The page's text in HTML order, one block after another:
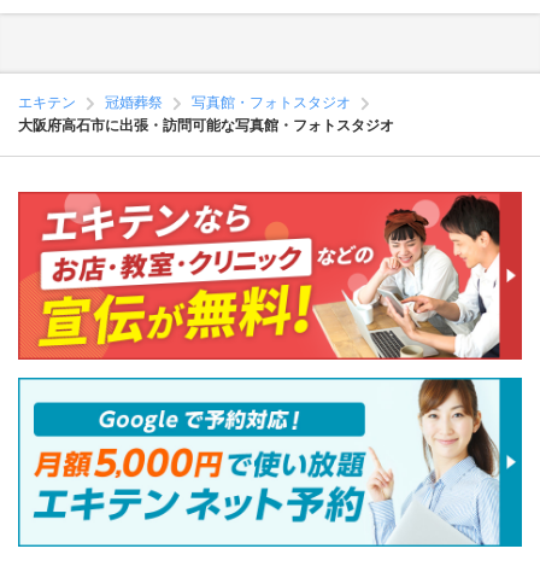
エキテン 冠婚葬祭
写真館・フォトスタジオ
大阪府高石市に出張・訪問可能な写真館・フォトスタジオ